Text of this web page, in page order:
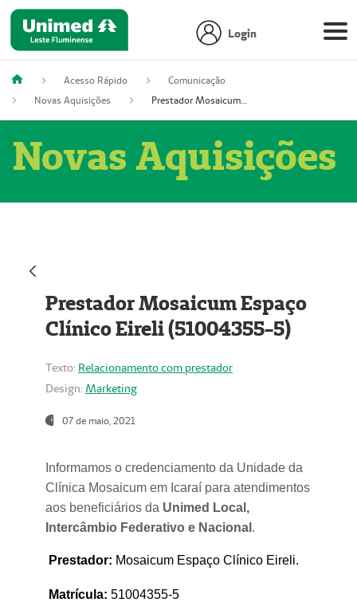
Login
Acesso Rápido
Comunicação
Novas Aquisições
Prestador Mosaicum Espaço Clínico Eireli (51004355-5)
Novas Aquisições
Prestador Mosaicum Espaço
Clínico Eireli (51004355-5)
Texto: Relacionamento com prestador
Design: Marketing
07 de maio, 2021
Informamos o credenciamento da Unidade da
Clínica Mosaicum em Icaraí para atendimentos
aos beneficiários da Unimed Local,
Intercâmbio Federativo e Nacional .
Prestador: Mosaicum Espaço Clínico Eireli.
Matrícula: 51004355-5